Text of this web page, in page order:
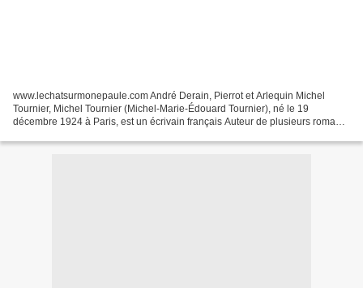
www.lechatsurmonepaule.com André Derain, Pierrot et Arlequin Michel
Tournier, Michel Tournier (Michel-Marie-Édouard Tournier), né le 19
décembre 1924 à Paris, est un écrivain français Auteur de plusieurs romans